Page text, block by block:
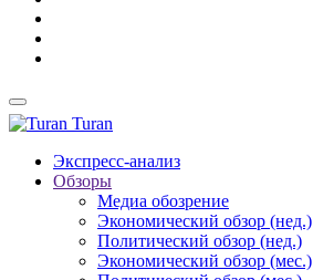
Turan
Экспресс-анализ
Обзоры
Медиа обозрение
Экономический обзор (нед.)
Политический обзор (нед.)
Экономический обзор (мес.)